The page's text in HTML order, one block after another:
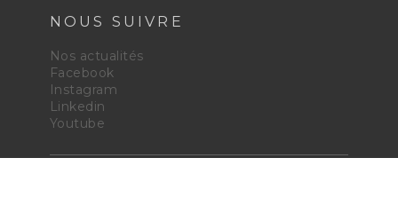
NOUS SUIVRE
Nos actualités
Facebook
Instagram
Linkedin
Youtube